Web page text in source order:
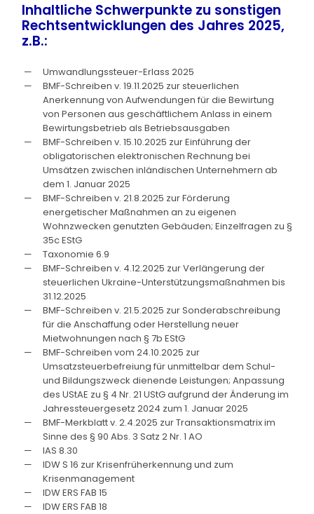
Inhaltliche Schwerpunkte zu sonstigen
Rechtsentwicklungen des Jahres 2025,
z.B.:
Umwandlungssteuer-Erlass 2025
BMF-Schreiben v. 19.11.2025 zur steuerlichen
Anerkennung von Aufwendungen für die Bewirtung
von Personen aus geschäftlichem Anlass in einem
Bewirtungsbetrieb als Betriebsausgaben
BMF-Schreiben v. 15.10.2025 zur Einführung der
obligatorischen elektronischen Rechnung bei
Umsätzen zwischen inländischen Unternehmern ab
dem 1. Januar 2025
BMF-Schreiben v. 21.8.2025 zur Förderung
energetischer Maßnahmen an zu eigenen
Wohnzwecken genutzten Gebäuden; Einzelfragen zu §
35c EStG
Taxonomie 6.9
BMF-Schreiben v. 4.12.2025 zur Verlängerung der
steuerlichen Ukraine-Unterstützungsmaßnahmen bis
31.12.2025
BMF-Schreiben v. 21.5.2025 zur Sonderabschreibung
für die Anschaffung oder Herstellung neuer
Mietwohnungen nach § 7b EStG
BMF-Schreiben vom 24.10.2025 zur
Umsatzsteuerbefreiung für unmittelbar dem Schul-
und Bildungszweck dienende Leistungen; Anpassung
des UStAE zu § 4 Nr. 21 UStG aufgrund der Änderung im
Jahressteuergesetz 2024 zum 1. Januar 2025
BMF-Merkblatt v. 2.4.2025 zur Transaktionsmatrix im
Sinne des § 90 Abs. 3 Satz 2 Nr. 1 AO
IAS 8.30
IDW S 16 zur Krisenfrüherkennung und zum
Krisenmanagement
IDW ERS FAB 15
IDW ERS FAB 18